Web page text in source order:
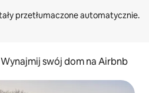
Wynajmij swój dom na Airbnb